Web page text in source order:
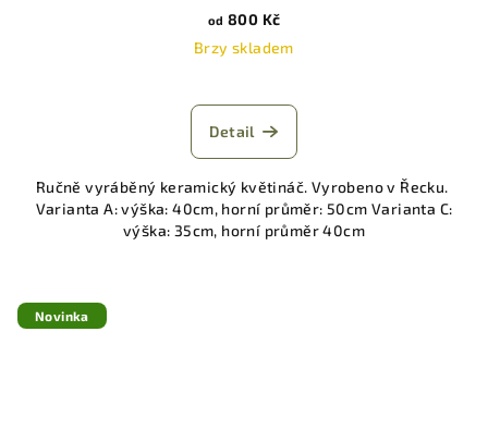
od 800 Kč
Brzy skladem
Detail
Ručně vyráběný keramický květináč. Vyrobeno v Řecku.
Varianta A: výška: 40cm, horní průměr: 50cm Varianta C:
výška: 35cm, horní průměr 40cm
Novinka